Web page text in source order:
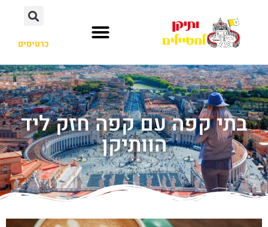
כרטיסים
בתי קפה עם קפה חזק ליד
הוותיקן